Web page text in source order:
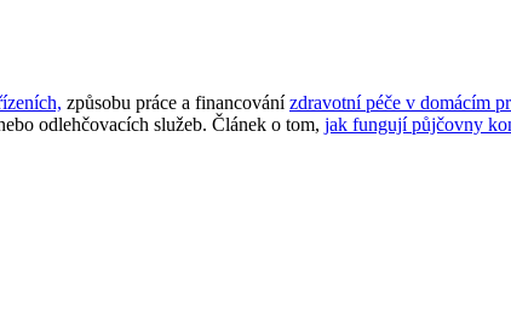
způsobu práce a financovánízdravotní péče v domácím
odlehčovacích služeb. Článek o tom, jak fungují půjčovny